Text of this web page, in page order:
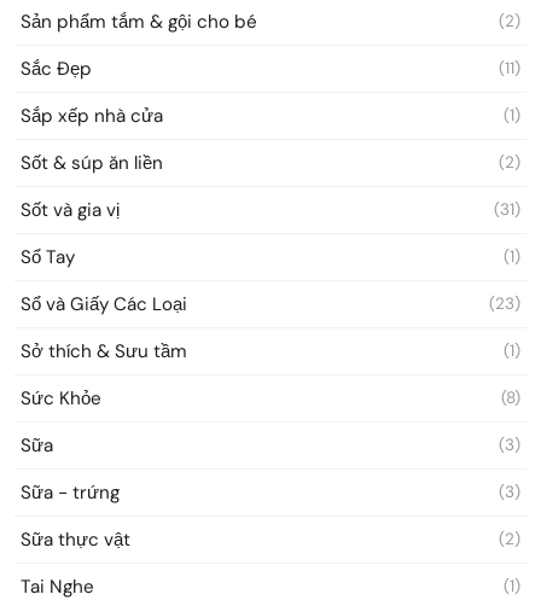
Sản phẩm tắm & gội cho bé (2)
Sắc Đẹp (11)
Sắp xếp nhà cửa (1)
Sốt & súp ăn liền (2)
Sốt và gia vị (31)
Sổ Tay (1)
Sổ và Giấy Các Loại (23)
Sở thích & Sưu tầm (1)
Sức Khỏe (8)
Sữa (3)
Sữa - trứng (3)
Sữa thực vật (2)
Tai Nghe (1)